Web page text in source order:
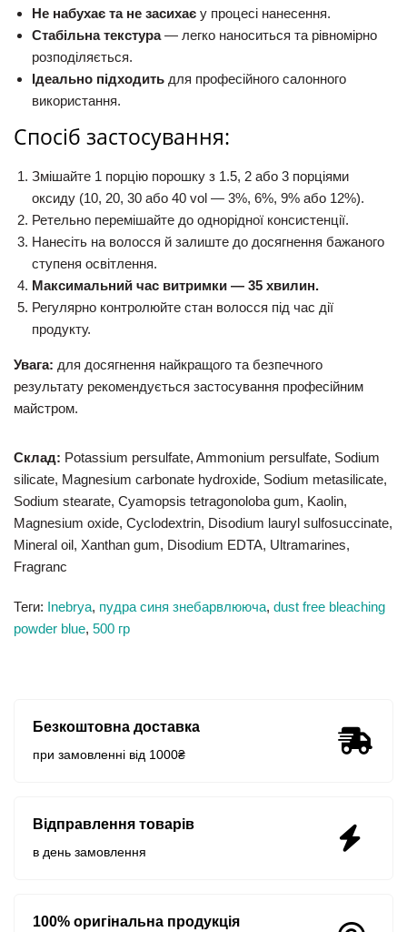
Не набухає та не засихає у процесі нанесення.
Стабільна текстура— легко наноситься та рівномірно
розподіляється.
Ідеально підходить для професійного салонного
використання.
Спосіб застосування:
Змішайте 1 порцію порошку з 1.5, 2 або 3 порціями
оксиду (10, 20, 30 або 40 vol — 3%, 6%, 9% або 12%).
Ретельно перемішайте до однорідної консистенції.
Нанесіть на волосся й залиште до досягнення бажаного
ступеня освітлення.
Максимальний час витримки — 35 хвилин.
Регулярно контролюйте стан волосся під час дії
продукту.
Увага: для досягнення найкращого та безпечного
результату рекомендується застосування професійним
майстром.
Склад: Potassium persulfate, Ammonium persulfate, Sodium
silicate, Magnesium carbonate hydroxide, Sodium metasilicate,
Sodium stearate, Cyamopsis tetragonoloba gum, Kaolin,
Magnesium oxide, Cyclodextrin, Disodium lauryl sulfosuccinate,
Mineral oil, Xanthan gum, Disodium EDTA, Ultramarines,
Fragranc
Теги: Inebrya, пудра синя знебарвлююча, dust free bleaching
powder blue, 500 гр
Безкоштовна доставка
при замовленні від 1000₴
Відправлення товарів
в день замовлення
100% оригінальна продукція